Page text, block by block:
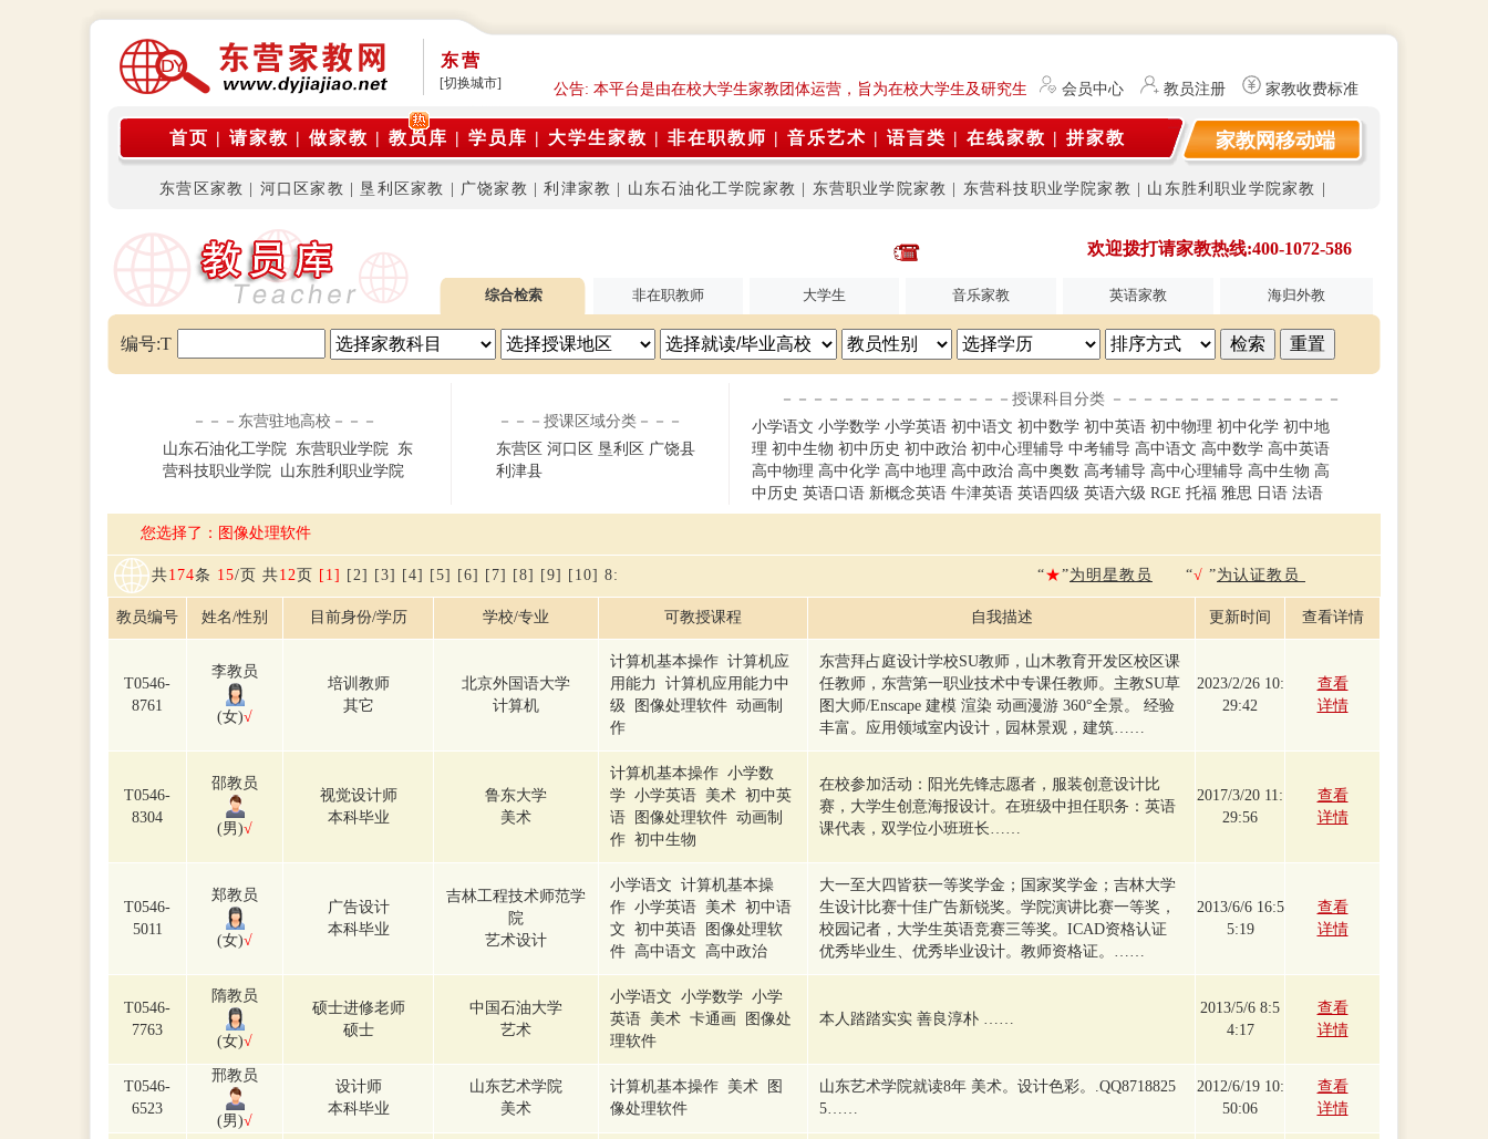
东营
[切换城市] 公告: 本平台是由在校大学生家教团体运营，旨为在校大学生及研究生（持有教师资格证）提供勤工俭学、社会实践兼职信息的服务平
会员中心 教员注册 家教收费标准
首页 | 请家教 | 做家教 | 教员库 | 学员库 | 大学生家教 | 非在职教师 | 音乐艺术 | 语言类 | 在线家教 | 拼家教 家教网移动端
东营区家教 河口区家教 垦利区家教 广饶家教 |利津家教 山东石油化工学院家教 东营职业学院家教 东营科技职业学院家教 山东胜利职业学院家教
欢迎拨打请家教热线:400-1072-586
综合检索 非在职教师 大学生 音乐家教 英语家教 海归外教
编号:T
－－－东营驻地高校－－－
山东石油化工学院 东营职业学院 东
营科技职业学院 山东胜利职业学院
－－－授课区域分类－－－
东营区 河口区 垦利区 广饶县
利津县
－－－－－－－－－－－－－－－授课科目分类 －－－－－－－－－－－－－－－
小学语文 小学数学 小学英语 初中语文 初中数学 初中英语 初中物理 初中化学 初中地
理 初中生物 初中历史 初中政治 初中心理辅导 中考辅导 高中语文 高中数学 高中英语
高中物理 高中化学 高中地理 高中政治 高中奥数 高考辅导 高中心理辅导 高中生物 高
中历史 英语口语 新概念英语 牛津英语 英语四级 英语六级 RGE 托福 雅思 日语 法语
您选择了：图像处理软件
共174条 15/页 共12页 [1] [2] [3] [4] [5] [6] [7] [8] [9] [10] 8: “★”为明星教员 “√ ”为认证教员
教员编号 姓名/性别 目前身份/学历 学校/专业 可教授课程 自我描述 更新时间 查看详情
T0546-
8761
李教员
(女)√
培训教师
其它
北京外国语大学
计算机
计算机基本操作 计算机应
用能力 计算机应用能力中
级 图像处理软件 动画制
作
东营拜占庭设计学校SU教师，山木教育开发区校区课
任教师，东营第一职业技术中专课任教师。主教SU草
图大师/Enscape 建模 渲染 动画漫游 360°全景。 经验
丰富。应用领域室内设计，园林景观，建筑……
2023/2/26 10:
29:42
查看
详情
T0546-
8304
邵教员
(男)√
视觉设计师
本科毕业
鲁东大学
美术
计算机基本操作 小学数
学 小学英语 美术 初中英
语 图像处理软件 动画制
作 初中生物
在校参加活动：阳光先锋志愿者，服装创意设计比
赛，大学生创意海报设计。在班级中担任职务：英语
课代表，双学位小班班长……
2017/3/20 11:
29:56
查看
详情
T0546-
5011
郑教员
(女)√
广告设计
本科毕业
吉林工程技术师范学
院
艺术设计
小学语文 计算机基本操
作 小学英语 美术 初中语
文 初中英语 图像处理软
件 高中语文 高中政治
大一至大四皆获一等奖学金；国家奖学金；吉林大学
生设计比赛十佳广告新锐奖。学院演讲比赛一等奖，
校园记者，大学生英语竞赛三等奖。ICAD资格认证
优秀毕业生、优秀毕业设计。教师资格证。……
2013/6/6 16:5
5:19
查看
详情
T0546-
7763
隋教员
(女)√
硕士进修老师
硕士
中国石油大学
艺术
小学语文 小学数学 小学
英语 美术 卡通画 图像处
理软件
本人踏踏实实 善良淳朴 ……
2013/5/6 8:5
4:17
查看
详情
T0546-
6523
邢教员
(男)√
设计师
本科毕业
山东艺术学院
美术
计算机基本操作 美术 图
像处理软件
山东艺术学院就读8年 美术。设计色彩。.QQ8718825
5……
2012/6/19 10:
50:06
查看
详情